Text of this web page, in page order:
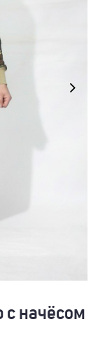
с начёсом